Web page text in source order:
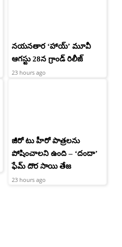
నయనతార ‘హాయ్’ మూవీ
ఆగస్టు 28న గ్రాండ్ రిలీజ్
23 hours ago
జీరో టు హీరో పాత్రలను
పోషించాలని ఉంది – ‘దందా’
ఫేమ్ దొర సాయి తేజ
23 hours ago